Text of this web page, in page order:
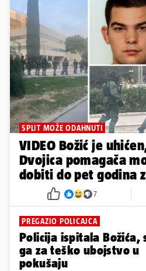
SPLIT MOŽE ODAHNUTI
VIDEO Božić je
Dvojica pomagača
dobiti do pet godina
7
PREGAZIO POLICAJCA
Policija ispitala Božića,
ga za teško ubojstvo u
pokušaju